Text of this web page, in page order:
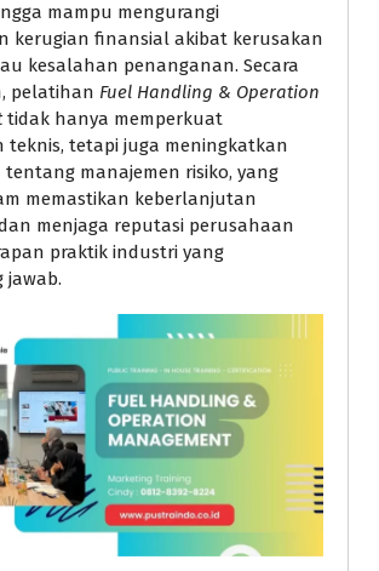
mampu mengurangi
kerugian finansial akibat kerusakan
kesalahan penanganan. Secara
pelatihan Fuel Handling & Operation
tidak hanya memperkuat
teknis, tetapi juga meningkatkan
manajemen risiko, yang
memastikan keberlanjutan
menjaga reputasi perusahaan
praktik industri yang
jawab.